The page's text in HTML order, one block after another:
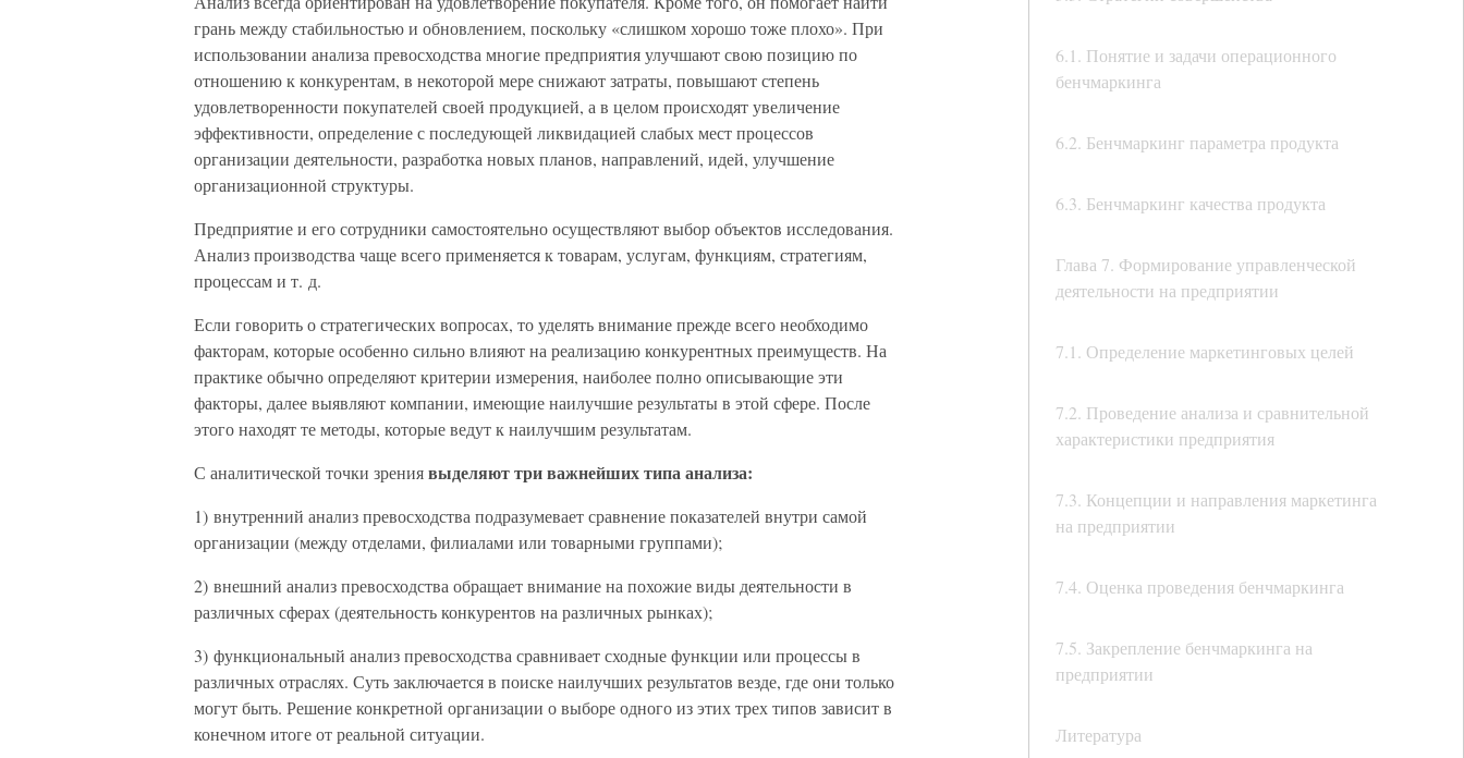
6.1. Понятие и задачи операционного
бенчмаркинга
6.2. Бенчмаркинг параметра продукта
6.3. Бенчмаркинг качества продукта
Глава 7. Формирование управленческой
деятельности на предприятии
7.1. Определение маркетинговых целей
7.2. Проведение анализа и сравнительной
характеристики предприятия
7.3. Концепции и направления маркетинга
на предприятии
7.4. Оценка проведения бенчмаркинга
7.5. Закрепление бенчмаркинга на
предприятии
Литература
грань между стабильностью и обновлением, поскольку «слишком хорошо тоже плохо». При
использовании анализа превосходства многие предприятия улучшают свою позицию по
отношению к конкурентам, в некоторой мере снижают затраты, повышают степень
удовлетворенности покупателей своей продукцией, а в целом происходят увеличение
эффективности, определение с последующей ликвидацией слабых мест процессов
организации деятельности, разработка новых планов, направлений, идей, улучшение
организационной структуры.
Предприятие и его сотрудники самостоятельно осуществляют выбор объектов исследования.
Анализ производства чаще всего применяется к товарам, услугам, функциям, стратегиям,
процессам и т. д.
Если говорить о стратегических вопросах, то уделять внимание прежде всего необходимо
факторам, которые особенно сильно влияют на реализацию конкурентных преимуществ. На
практике обычно определяют критерии измерения, наиболее полно описывающие эти
факторы, далее выявляют компании, имеющие наилучшие результаты в этой сфере. После
этого находят те методы, которые ведут к наилучшим результатам.
С аналитической точки зрениявыделяют три важнейших типа анализа:
1) внутренний анализ превосходства подразумевает сравнение показателей внутри самой
организации (между отделами, филиалами или товарными группами);
2) внешний анализ превосходства обращает внимание на похожие виды деятельности в
различных сферах (деятельность конкурентов на различных рынках);
3) функциональный анализ превосходства сравнивает сходные функции или процессы в
различных отраслях. Суть заключается в поиске наилучших результатов везде, где они только
могут быть. Решение конкретной организации о выборе одного из этих трех типов зависит в
конечном итоге от реальной ситуации.